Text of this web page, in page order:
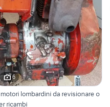
6
lombardini da revisionare o
ricambi